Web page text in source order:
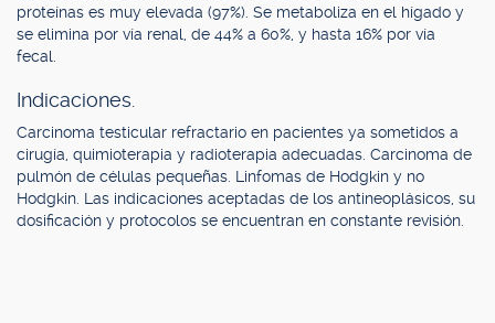
proteínas es muy elevada (97%). Se metaboliza en el hígado y
se elimina por vía renal, de 44% a 60%, y hasta 16% por vía
fecal.
Indicaciones.
Carcinoma testicular refractario en pacientes ya sometidos a
cirugía, quimioterapia y radioterapia adecuadas. Carcinoma de
pulmón de células pequeñas. Linfomas de Hodgkin y no
Hodgkin. Las indicaciones aceptadas de los antineoplásicos, su
dosificación y protocolos se encuentran en constante revisión.